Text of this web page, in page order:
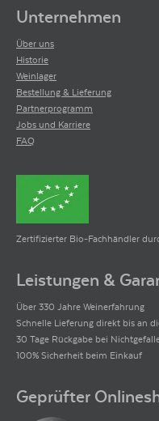
Unternehmen
Über uns
Historie
Weinlager
Bestellung & Lieferung
Partnerprogramm
Jobs und Karriere
FAQ
Zertifizierter Bio-Fachhändler
Leistungen &
Über 330 Jahre Weinerfahrung
Schnelle Lieferung direkt bis an
30 Tage Rückgabe bei
100% Sicherheit beim Einkauf
Geprüfter